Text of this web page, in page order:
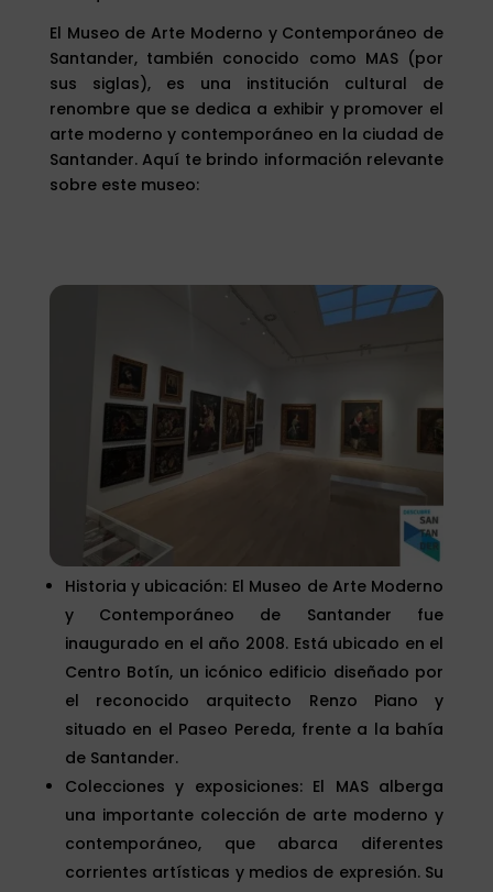
El Museo de Arte Moderno y Contemporáneo de
Santander, también conocido como MAS (por
sus siglas), es una institución cultural de
renombre que se dedica a exhibir y promover el
arte moderno y contemporáneo en la ciudad de
Santander. Aquí te brindo información relevante
sobre este museo:
Historia y ubicación: El Museo de Arte Moderno
y Contemporáneo de Santander fue
inaugurado en el año 2008. Está ubicado en el
Centro Botín, un icónico edificio diseñado por
el reconocido arquitecto Renzo Piano y
situado en el Paseo Pereda, frente a la bahía
de Santander.
Colecciones y exposiciones: El MAS alberga
una importante colección de arte moderno y
contemporáneo, que abarca diferentes
corrientes artísticas y medios de expresión. Su